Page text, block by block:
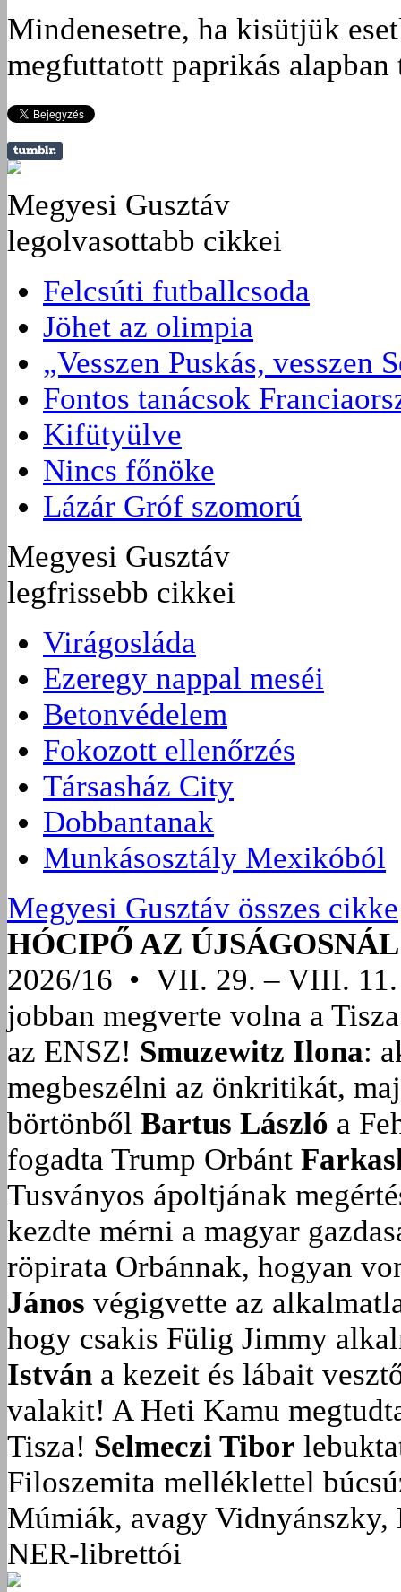
Mindenesetre, ha kisütjük
megfuttatott paprikás
Megyesi Gusztáv
legolvasottabb cikkei
Felcsúti futballcsoda
Jöhet az olimpia
„Vesszen Puskás, vesszen
Fontos tanácsok
Kifütyülve
Nincs főnöke
Lázár Gróf szomorú
Megyesi Gusztáv
legfrissebb cikkei
Virágosláda
Ezeregy nappal meséi
Betonvédelem
Fokozott ellenőrzés
Társasház City
Dobbantanak
Munkásosztály Mexikóból
Megyesi Gusztáv összes cikke
HÓCIPŐ AZ ÚJSÁGOSNÁL
2026/16 • VII. 29. – VIII. 11.
jobban megverte volna a
az ENSZ! Smuzewitz Ilona:
megbeszélni az önkritikát,
börtönből Bartus László a
fogadta Trump Orbánt
Tusványos ápoltjának
kezdte mérni a magyar
röpirata Orbánnak, hogyan
János végigvette az
hogy csakis Fülig Jimmy
István a kezeit és lábait
valakit! A Heti Kamu
Tisza! Selmeczi Tibor
Filoszemita melléklettel
Múmiák, avagy Vidnyánszky,
NER-librettói